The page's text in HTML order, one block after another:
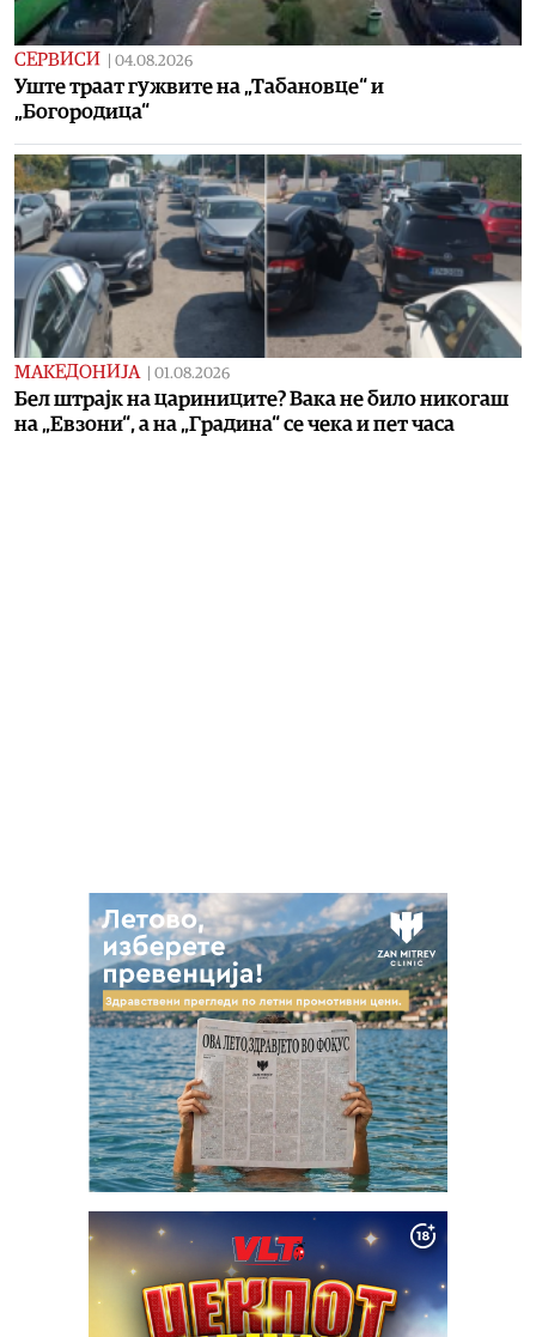
СЕРВИСИ 04.08.2026
Уште траат гужвите на „Табановце“ и
„Богородица“
МАКЕДОНИЈА 01.08.2026
Бел штрајк на цариниците? Вака не било никогаш
на „Евзони“, а на „Градина“ се чека и пет часа